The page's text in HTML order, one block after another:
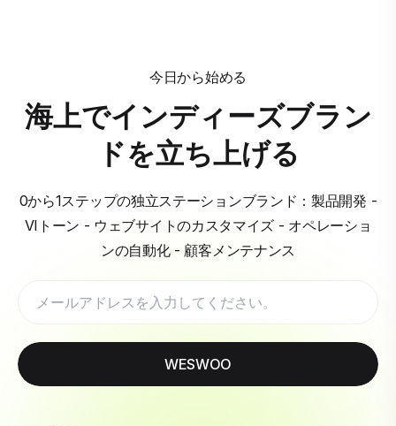
今日から始める
海上でインディーズブラン
ドを立ち上げる
0から1ステップの独立ステーションブランド：製品開発 -
VIトーン - ウェブサイトのカスタマイズ - オペレーショ
ンの自動化 - 顧客メンテナンス
WESWOO